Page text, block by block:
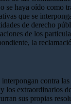
se haya oído como
que se
de derecho
de los
la
contra
los extraordinarios
sus propias